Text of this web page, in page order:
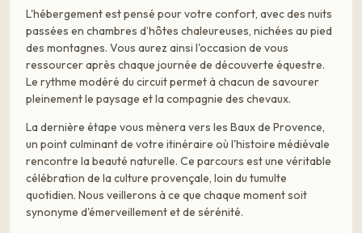
L'hébergement est pensé pour votre confort, avec des nuits
passées en chambres d’hôtes chaleureuses, nichées au pied
des montagnes. Vous aurez ainsi l'occasion de vous
ressourcer après chaque journée de découverte équestre.
Le rythme modéré du circuit permet à chacun de savourer
pleinement le paysage et la compagnie des chevaux.
La dernière étape vous mènera vers les Baux de Provence,
un point culminant de votre itinéraire où l'histoire médiévale
rencontre la beauté naturelle. Ce parcours est une véritable
célébration de la culture provençale, loin du tumulte
quotidien. Nous veillerons à ce que chaque moment soit
synonyme d'émerveillement et de sérénité.